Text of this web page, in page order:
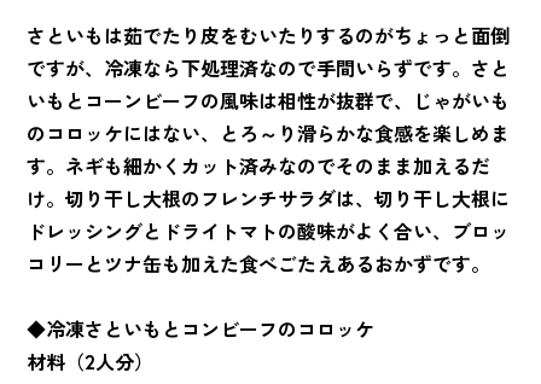
さといもは茹でたり皮をむいたりするのがちょっと面倒
ですが、冷凍なら下処理済なので手間いらずです。さと
いもとコーンビーフの風味は相性が抜群で、じゃがいも
のコロッケにはない、とろ～り滑らかな食感を楽しめま
す。ネギも細かくカット済みなのでそのまま加えるだ
け。切り干し大根のフレンチサラダは、切り干し大根に
ドレッシングとドライトマトの酸味がよく合い、ブロッ
コリーとツナ缶も加えた食べごたえあるおかずです。
◆冷凍さといもとコンビーフのコロッケ
材料（2人分）